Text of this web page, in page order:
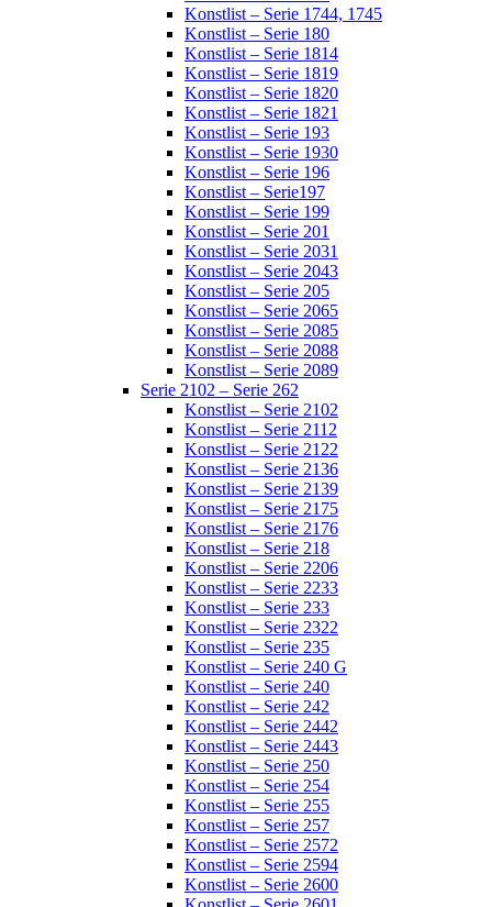
Konstlist – Serie 1744, 1745
Konstlist – Serie 180
Konstlist – Serie 1814
Konstlist – Serie 1819
Konstlist – Serie 1820
Konstlist – Serie 1821
Konstlist – Serie 193
Konstlist – Serie 1930
Konstlist – Serie 196
Konstlist – Serie197
Konstlist – Serie 199
Konstlist – Serie 201
Konstlist – Serie 2031
Konstlist – Serie 2043
Konstlist – Serie 205
Konstlist – Serie 2065
Konstlist – Serie 2085
Konstlist – Serie 2088
Konstlist – Serie 2089
Serie 2102 – Serie 262
Konstlist – Serie 2102
Konstlist – Serie 2112
Konstlist – Serie 2122
Konstlist – Serie 2136
Konstlist – Serie 2139
Konstlist – Serie 2175
Konstlist – Serie 2176
Konstlist – Serie 218
Konstlist – Serie 2206
Konstlist – Serie 2233
Konstlist – Serie 233
Konstlist – Serie 2322
Konstlist – Serie 235
Konstlist – Serie 240 G
Konstlist – Serie 240
Konstlist – Serie 242
Konstlist – Serie 2442
Konstlist – Serie 2443
Konstlist – Serie 250
Konstlist – Serie 254
Konstlist – Serie 255
Konstlist – Serie 257
Konstlist – Serie 2572
Konstlist – Serie 2594
Konstlist – Serie 2600